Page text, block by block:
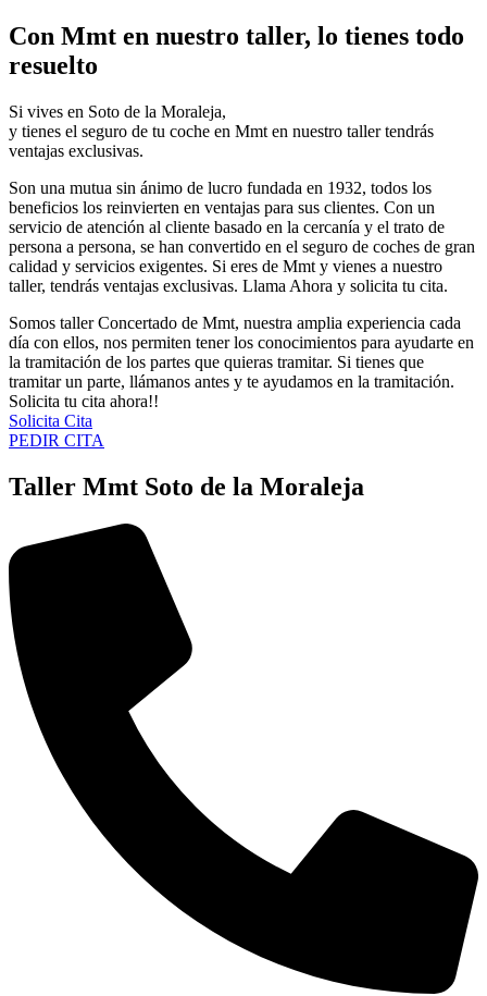
Con Mmt en nuestro taller, lo tienes todo
resuelto
Si vives en Soto de la Moraleja,
y tienes el seguro de tu coche en Mmt en nuestro taller tendrás
ventajas exclusivas.
Son una mutua sin ánimo de lucro fundada en 1932, todos los
beneficios los reinvierten en ventajas para sus clientes. Con un
servicio de atención al cliente basado en la cercanía y el trato de
persona a persona, se han convertido en el seguro de coches de gran
calidad y servicios exigentes. Si eres de Mmt y vienes a nuestro
taller, tendrás ventajas exclusivas. Llama Ahora y solicita tu cita.
Somos taller Concertado de Mmt, nuestra amplia experiencia cada
día con ellos, nos permiten tener los conocimientos para ayudarte en
la tramitación de los partes que quieras tramitar. Si tienes que
tramitar un parte, llámanos antes y te ayudamos en la tramitación.
Solicita tu cita ahora!!
Solicita Cita
PEDIR CITA
Taller Mmt Soto de la Moraleja